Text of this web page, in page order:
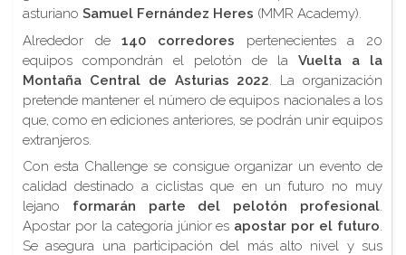
asturiano Samuel Fernández Heres (MMR Academy).
Alrededor de140 corredores pertenecientes a 20
equipos compondrán el pelotón de la Vuelta a la
Montaña Central de Asturias 2022 . La organización
pretende mantener el número de equipos nacionales a los
que, como en ediciones anteriores, se podrán unir equipos
extranjeros.
Con esta Challenge se consigue organizar un evento de
calidad destinado a ciclistas que en un futuro no muy
lejano formarán parte del pelotón profesional.
Apostar por la categoría júnior es apostar por el futuro.
Se asegura una participación del más alto nivel y sus